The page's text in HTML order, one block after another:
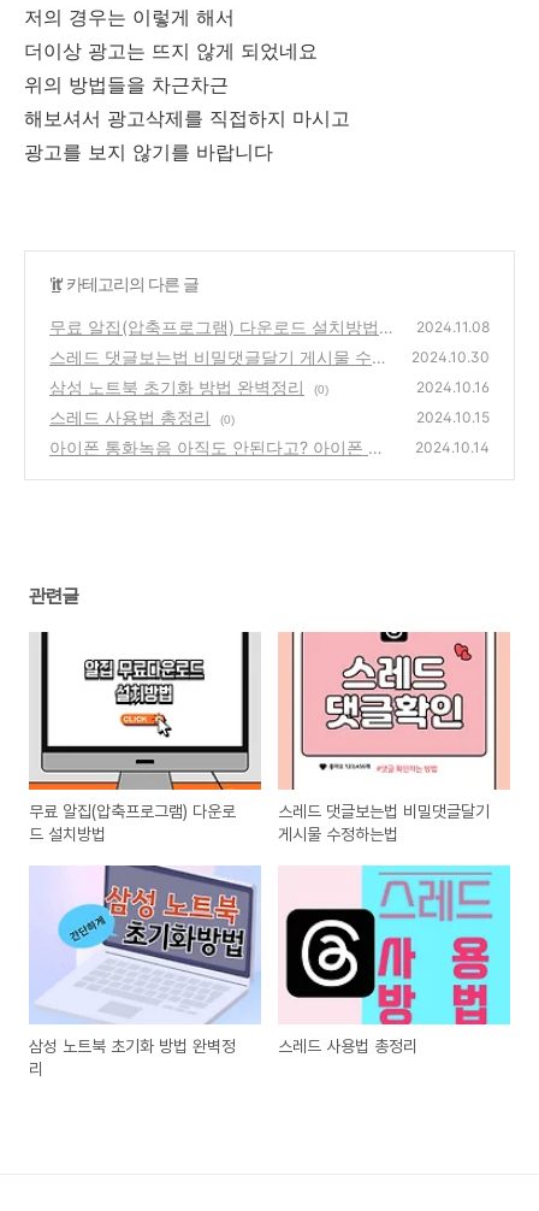
저의 경우는 이렇게 해서
더이상 광고는 뜨지 않게 되었네요
위의 방법들을 차근차근
해보셔서 광고삭제를 직접하지 마시고
광고를 보지 않기를 바랍니다
'it' 카테고리의 다른 글
무료 알집(압축프로그램) 다운로드 설치방법
(0)
2024.11.08
스레드 댓글보는법 비밀댓글달기 게시물 수정
하는법
(0)
2024.10.30
삼성 노트북 초기화 방법 완벽정리 (0) 2024.10.16
스레드 사용법 총정리 (0) 2024.10.15
아이폰 통화녹음 아직도 안된다고? 아이폰 통
2024.10.14
관련글
무료 알집(압축프로그램) 다운로
드 설치방법
스레드 댓글보는법 비밀댓글달기
게시물 수정하는법
삼성 노트북 초기화 방법 완벽정
리
스레드 사용법 총정리